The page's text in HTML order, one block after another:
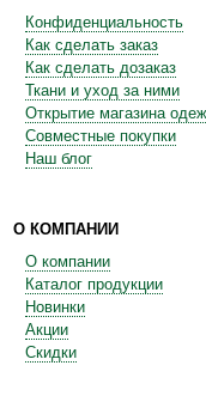
Конфиденциальность
Как сделать заказ
Как сделать дозаказ
Ткани и уход за ними
Открытие магазина
Совместные покупки
Наш блог
О КОМПАНИИ
О компании
Каталог продукции
Новинки
Акции
Скидки